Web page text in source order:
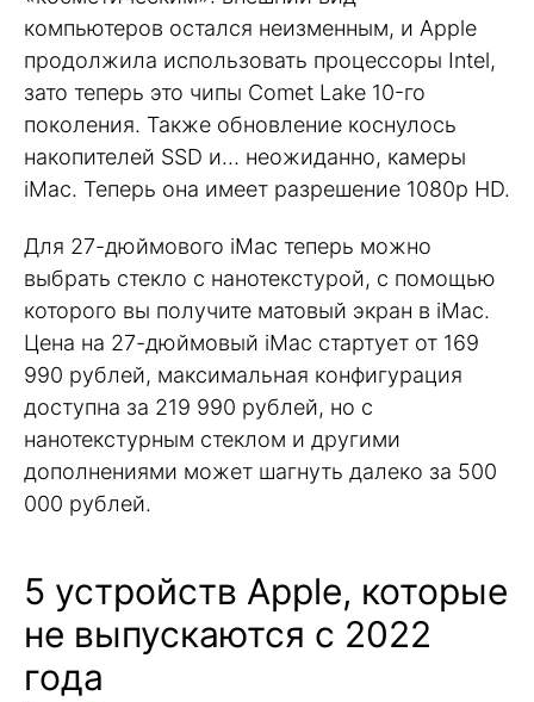
компьютеров остался неизменным, и Apple
продолжила использовать процессоры Intel,
зато теперь это чипы Comet Lake 10-го
поколения. Также обновление коснулось
накопителей SSD и… неожиданно, камеры
iMac. Теперь она имеет разрешение 1080p HD.
Для 27-дюймового iMac теперь можно
выбрать стекло с нанотекстурой, с помощью
которого вы получите матовый экран в iMac.
Цена на 27-дюймовый iMac стартует от 169
990 рублей, максимальная конфигурация
доступна за 219 990 рублей, но с
нанотекстурным стеклом и другими
дополнениями может шагнуть далеко за 500
000 рублей.
5 устройств Apple, которые
не выпускаются с 2022
года